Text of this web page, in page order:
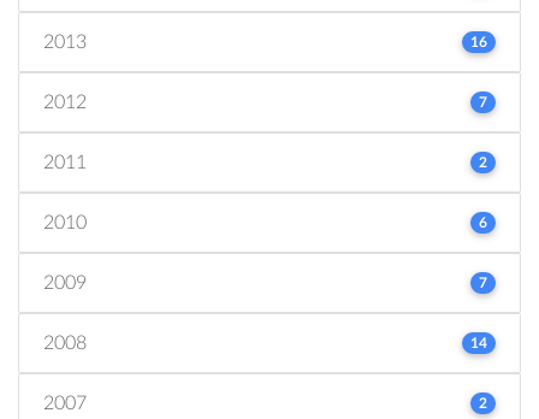
2013 16
2012 7
2011 2
2010 6
2009 7
2008 14
2007 2